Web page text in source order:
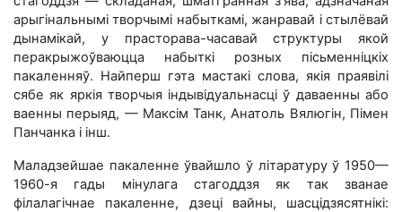
арыгінальнымі творчымі набыткамі, жанравай і стылёвай
дынамікай, у прасторава-часавай структуры якой
перакрыжоўваюцца набыткі розных пісьменніцкіх
пакаленняў. Найперш гэта мастакі слова, якія праявілі
сябе як яркія творчыя індывідуальнасці ў даваенны або
ваенны перыяд, — Максім Танк, Анатоль Вялюгін, Пімен
Панчанка і інш.
Маладзейшае пакаленне ўвайшло ў літаратуру ў 1950—
1960-я гады мінулага стагоддзя як так званае
філалагічнае пакаленне, дзеці вайны, шасцідзясятнікі: